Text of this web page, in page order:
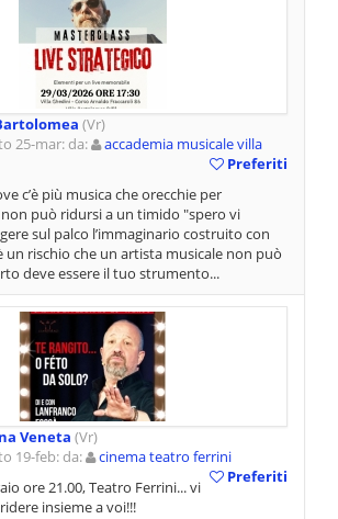
(Vr)
25-mar: da:
accademia musicale villa
Preferiti
c’è più musica che orecchie per
può ridursi a un timido "spero vi
sul palco l’immaginario costruito con
un rischio che un artista musicale non può
deve essere il tuo strumento...
Veneta (Vr)
19-feb: da:
cinema teatro ferrini
Preferiti
ore 21.00, Teatro Ferrini... vi
insieme a voi!!!